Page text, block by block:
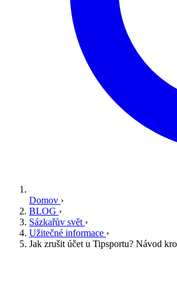
Domov ›
BLOG ›
Sázkařův svět ›
Užitečné informace ›
Jak zrušit účet u Tipsportu? Návod